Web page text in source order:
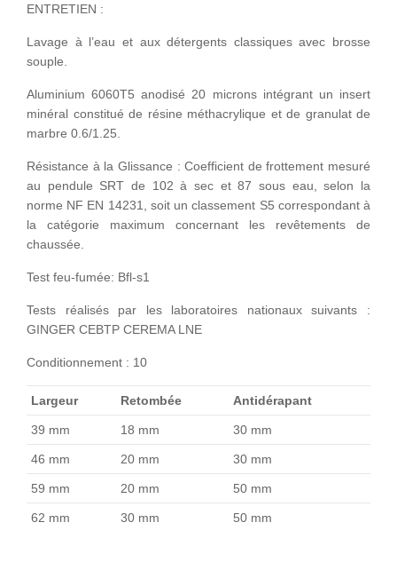
ENTRETIEN :
Lavage à l’eau et aux détergents classiques avec brosse
souple.
Aluminium 6060T5 anodisé 20 microns intégrant un insert
minéral constitué de résine méthacrylique et de granulat de
marbre 0.6/1.25.
Résistance à la Glissance : Coefficient de frottement mesuré
au pendule SRT de 102 à sec et 87 sous eau, selon la
norme NF EN 14231, soit un classement S5 correspondant à
la catégorie maximum concernant les revêtements de
chaussée.
Test feu-fumée: Bfl-s1
Tests réalisés par les laboratoires nationaux suivants :
GINGER CEBTP CEREMA LNE
Conditionnement : 10
Largeur Retombée Antidérapant
39 mm 18 mm 30 mm
46 mm 20 mm 30 mm
59 mm 20 mm 50 mm
62 mm 30 mm 50 mm